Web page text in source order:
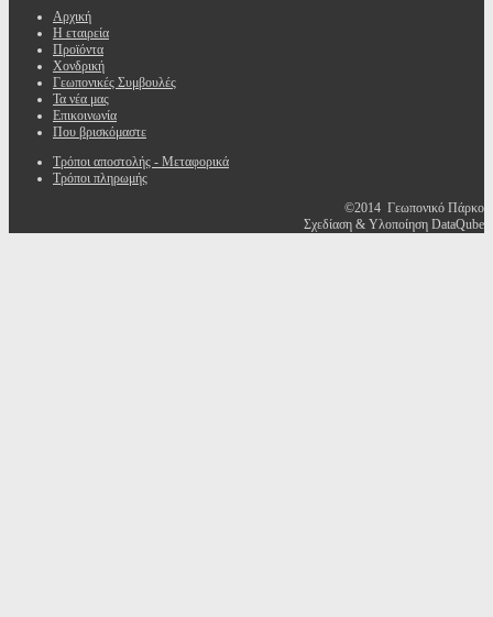
Αρχική
Η εταιρεία
Προϊόντα
Χονδρική
Γεωπονικές Συμβουλές
Τα νέα μας
Επικοινωνία
Που βρισκόμαστε
Τρόποι αποστολής - Μεταφορικά
Τρόποι πληρωμής
©2014 Γεωπονικό Πάρκο
Σχεδίαση & Υλοποίηση DataQube